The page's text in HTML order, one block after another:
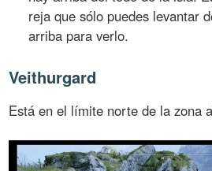
reja que sólo puedes levantar
arriba para verlo.
Veithurgard
Está en el límite norte de la zona